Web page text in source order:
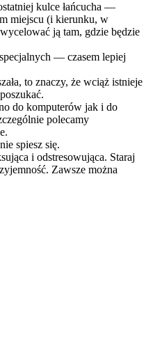
kulce łańcucha —
miejscu (i kierunku, w
ją tam, gdzie będzie
— czasem lepiej
to znaczy, że wciąż istnieje
do komputerów jak i do
polecamy
spiesz się.
i odstresowująca. Staraj
Zawsze można